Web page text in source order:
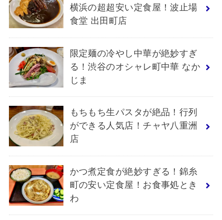
横浜の超超安い定食屋！波止場
食堂 出田町店
限定麺の冷やし中華が絶妙すぎ
る！渋谷のオシャレ町中華 なか
じま
もちもち生パスタが絶品！行列
ができる人気店！チャヤ八重洲
店
かつ煮定食が絶妙すぎる！錦糸
町の安い定食屋！お食事処とき
わ